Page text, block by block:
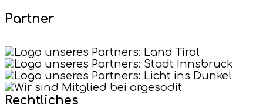
Partner
Rechtliches